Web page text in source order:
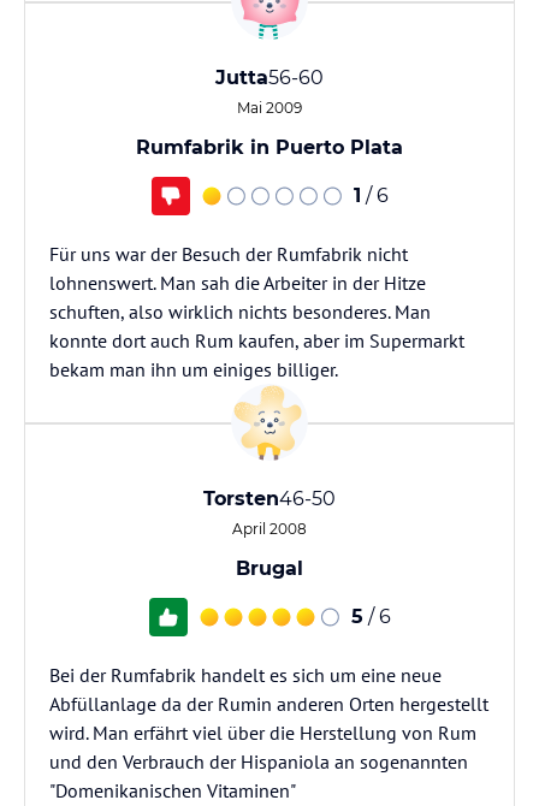
Jutta56-60
Mai 2009
Rumfabrik in Puerto Plata
1 / 6
Für uns war der Besuch der Rumfabrik nicht
lohnenswert. Man sah die Arbeiter in der Hitze
schuften, also wirklich nichts besonderes. Man
konnte dort auch Rum kaufen, aber im Supermarkt
bekam man ihn um einiges billiger.
Torsten46-50
April 2008
Brugal
5 / 6
Bei der Rumfabrik handelt es sich um eine neue
Abfüllanlage da der Rumin anderen Orten hergestellt
wird. Man erfährt viel über die Herstellung von Rum
und den Verbrauch der Hispaniola an sogenannten
"Domenikanischen Vitaminen"